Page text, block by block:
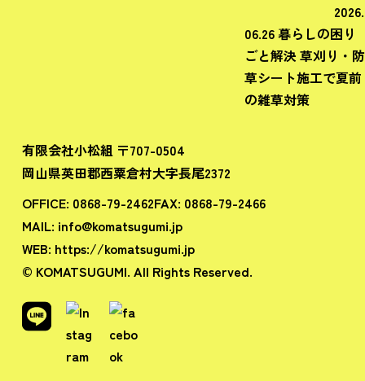
2026.
06.26暮らしの困り
ごと解決 草刈り・防
草シート施工で夏前
の雑草対策
有限会社小松組 〒707-0504
岡山県英田郡西粟倉村大字長尾2372
© KOMATSUGUMI. All Rights Reserved.
OFFICE: 0868-79-2462FAX: 0868-79-2466
MAIL: info@komatsugumi.jp
WEB: https://komatsugumi.jp